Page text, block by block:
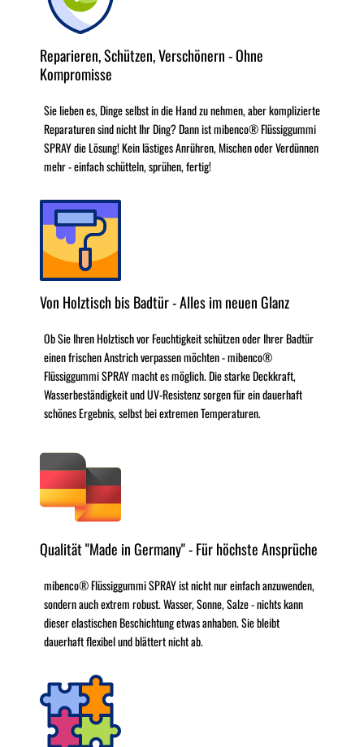
Reparieren, Schützen, Verschönern - Ohne
Kompromisse
Sie lieben es, Dinge selbst in die Hand zu nehmen, aber komplizierte
Reparaturen sind nicht Ihr Ding? Dann ist mibenco® Flüssiggummi
SPRAY die Lösung! Kein lästiges Anrühren, Mischen oder Verdünnen
mehr - einfach schütteln, sprühen, fertig!
Von Holztisch bis Badtür - Alles im neuen Glanz
Ob Sie Ihren Holztisch vor Feuchtigkeit schützen oder Ihrer Badtür
einen frischen Anstrich verpassen möchten - mibenco®
Flüssiggummi SPRAY macht es möglich. Die starke Deckkraft,
Wasserbeständigkeit und UV-Resistenz sorgen für ein dauerhaft
schönes Ergebnis, selbst bei extremen Temperaturen.
Qualität "Made in Germany" - Für höchste Ansprüche
mibenco® Flüssiggummi SPRAY ist nicht nur einfach anzuwenden,
sondern auch extrem robust. Wasser, Sonne, Salze - nichts kann
dieser elastischen Beschichtung etwas anhaben. Sie bleibt
dauerhaft flexibel und blättert nicht ab.